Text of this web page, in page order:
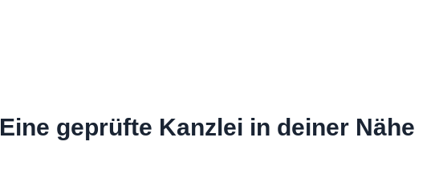
Eine geprüfte Kanzlei in deiner Nähe